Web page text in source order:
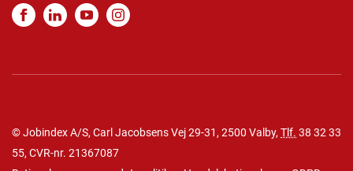
© Jobindex A/S, Carl Jacobsens Vej 29-31, 2500 Valby, Tlf. 38 32 33
55, CVR-nr. 21367087